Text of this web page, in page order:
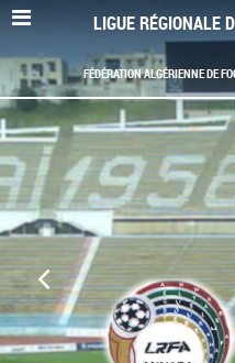
LIGUE RÉGIONALE